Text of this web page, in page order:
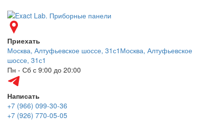
Приехать
Москва, Алтуфьевское шоссе, 31с1 Москва, Алтуфьевское
шоссе, 31с1
Пн - Сб с 9:00 до 20:00
Написать
+7 (966) 099-30-36
+7 (926) 770-05-05